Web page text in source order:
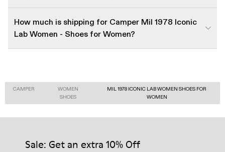
How much is shipping for Camper Mil 1978 Iconic
Lab Women - Shoes for Women?
CAMPER
WOMEN
SHOES
MIL 1978 ICONIC LAB WOMEN SHOES FOR
WOMEN
Sale: Get an extra 10% Off